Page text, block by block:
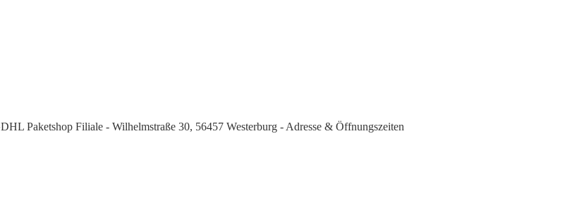
DHL Paketshop Filiale - Wilhelmstraße 30, 56457 Westerburg - Adresse & Öffnungszeiten